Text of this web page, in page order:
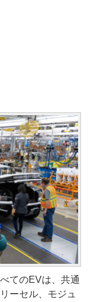
てのEVは、共通
ーセル、モジュ